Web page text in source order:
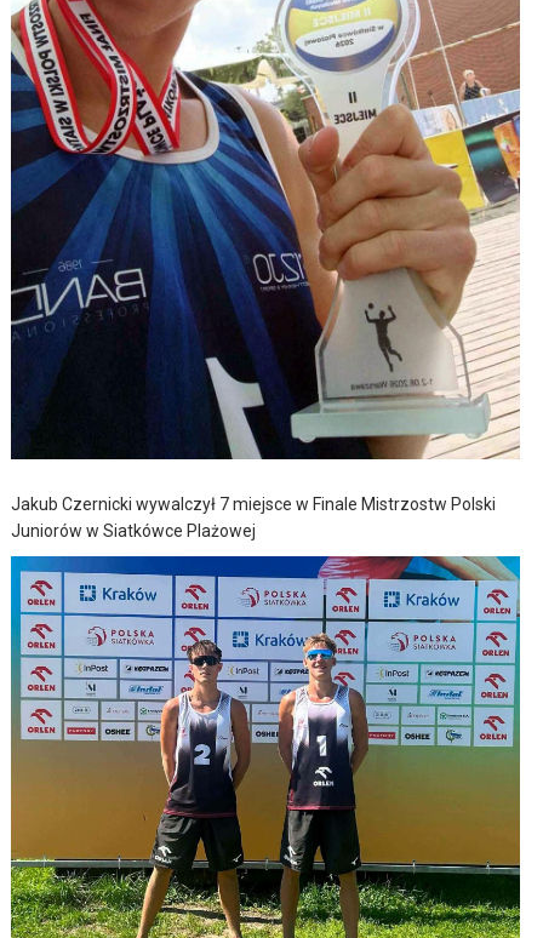
Jakub Czernicki wywalczył 7 miejsce w Finale Mistrzostw Polski
Juniorów w Siatkówce Plażowej